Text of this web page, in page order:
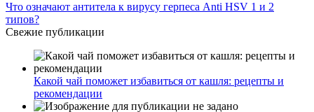
Что означают антитела к вирусу герпеса Anti HSV 1 и 2
типов?
Свежие публикации
Какой чай поможет избавиться от кашля: рецепты и
рекомендации